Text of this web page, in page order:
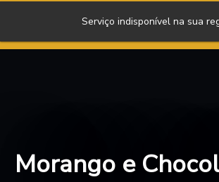
Serviço indisponível na sua
Morango e